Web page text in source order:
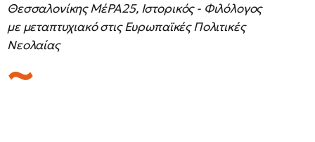
Θεσσαλονίκης ΜέΡΑ25, Ιστορικός - Φιλόλογος
με μεταπτυχιακό στις Ευρωπαϊκές Πολιτικές
Νεολαίας